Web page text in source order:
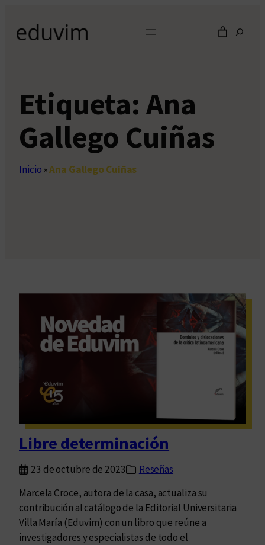
contenido
Etiqueta: Ana
Gallego Cuiñas
Inicio»Ana Gallego Cuiñas
Libre determinación
23 de octubre de 2023
Reseñas
Marcela Croce, autora de la casa, actualiza su
contribución al catálogo de la Editorial Universitaria
Villa María (Eduvim) con un libro que reúne a
investigadores y especialistas de todo el